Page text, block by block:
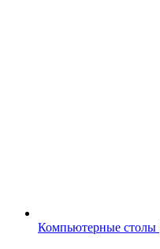
Компьютерные столы